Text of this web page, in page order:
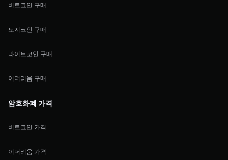
비트코인 구매
도지코인 구매
라이트코인 구매
이더리움 구매
암호화폐 가격
비트코인 가격
이더리움 가격